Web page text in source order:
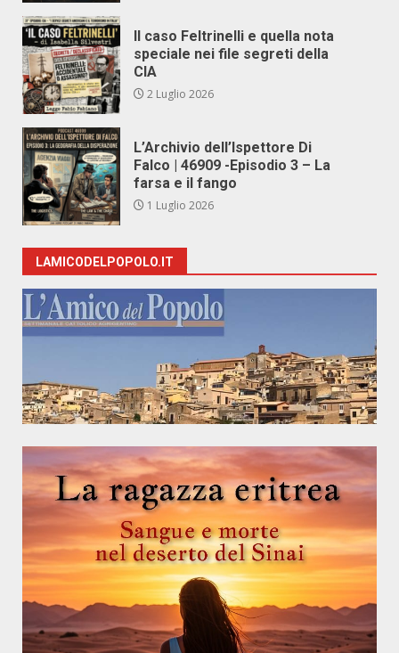
Il caso Feltrinelli e quella nota
speciale nei file segreti della
CIA
2 Luglio 2026
L’Archivio dell’Ispettore Di
Falco | 46909 -Episodio 3 – La
farsa e il fango
1 Luglio 2026
LAMICODELPOPOLO.IT